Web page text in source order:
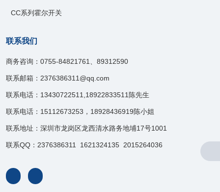
CC系列霍尔开关
联系我们
商务咨询：0755-84821761、89312590
联系邮箱：2376386311@qq.com
联系电话：13430722511,18922833511陈先生
联系电话：15112673253，18928436919陈小姐
联系地址：深圳市龙岗区龙西清水路务地埔17号1001
联系QQ：2376386311 1621324135 2015264036